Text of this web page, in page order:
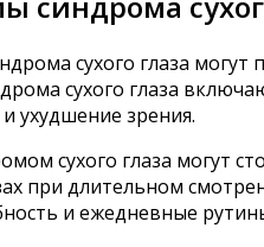
сухого глаза могут
сухого глаза
ухудшение зрения.
сухого глаза могут
при длительном
и ежедневные